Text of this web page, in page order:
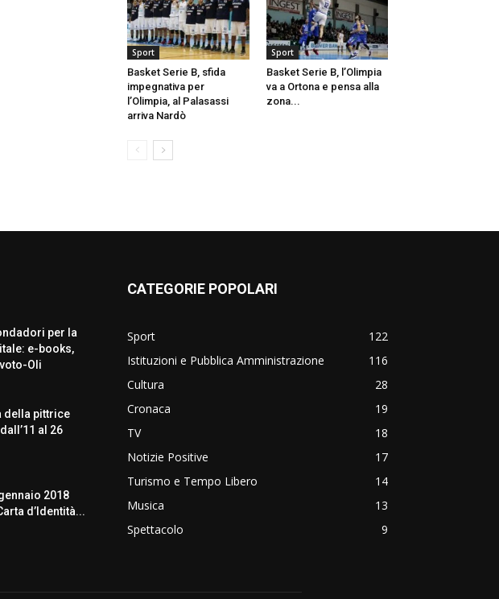
Sport
Basket Serie B, sfida
impegnativa per
l’Olimpia, al Palasassi
arriva Nardò
Sport
Basket Serie B, l’Olimpia
va a Ortona e pensa alla
zona...
per la
e-books,
Oli
della pittrice
al 26
2018
d’Identità...
CATEGORIE POPOLARI
Sport
122
Istituzioni e Pubblica Amministrazione
116
Cultura
28
Cronaca
19
TV
18
Notizie Positive
17
Turismo e Tempo Libero
14
Musica
13
Spettacolo
9